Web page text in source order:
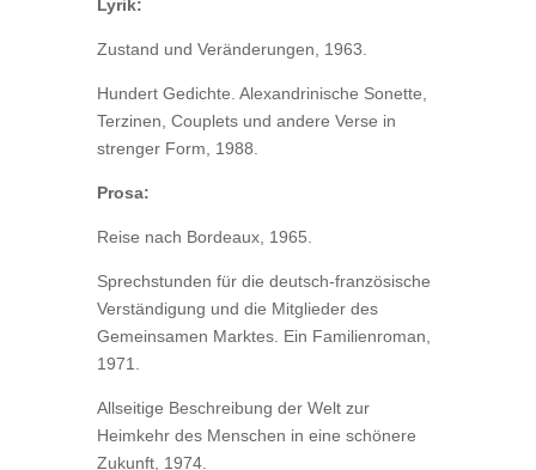
Lyrik:
Zustand und Veränderungen, 1963.
Hundert Gedichte. Alexandrinische Sonette,
Terzinen, Couplets und andere Verse in
strenger Form, 1988.
Prosa:
Reise nach Bordeaux, 1965.
Sprechstunden für die deutsch-französische
Verständigung und die Mitglieder des
Gemeinsamen Marktes. Ein Familienroman,
1971.
Allseitige Beschreibung der Welt zur
Heimkehr des Menschen in eine schönere
Zukunft, 1974.